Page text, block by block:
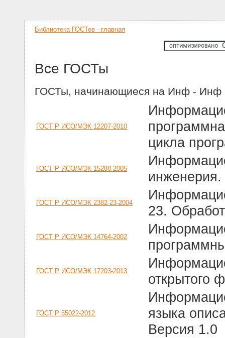
Библиотека ГОСТов - главная
Все ГОСТы
ГОСТы, начинающиеся на Инф - Инф
ГОСТ Р ИСО/МЭК 12207-2010
цикла
ГОСТ Р ИСО/МЭК 15288-2005
инженерия.
ГОСТ Р ИСО/МЭК 2382-23-2004
23.
ГОСТ Р ИСО/МЭК 14764-2002
ГОСТ Р ИСО/МЭК 17203-2013
открытого
ГОСТ Р 55022-2012
языка
Версия 1.0